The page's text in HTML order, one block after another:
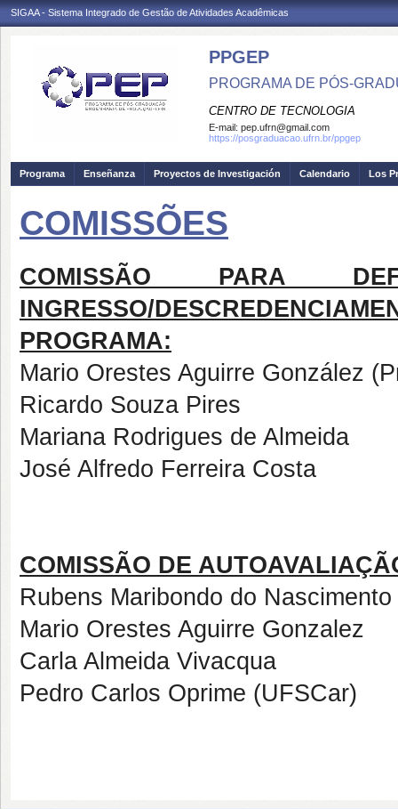
SIGAA - Sistema Integrado de Gestão de Atividades Acadêmicas
PPGEP
PROGRAMA DE PÓS-
CENTRO DE TECNOLOGIA
E-mail: pep.ufrn@gmail.com
https://posgraduacao.ufrn.br/ppgep
Programa Enseñanza Proyectos de Investigación Calendario Los
COMISSÕES
COMISSÃO PARA
INGRESSO/
PROGRAMA:
Mario Orestes Aguirre González
Ricardo Souza Pires
Mariana Rodrigues de Almeida
José Alfredo Ferreira Costa
COMISSÃO DE
Rubens Maribondo do
Mario Orestes Aguirre Gonzalez
Carla Almeida Vivacqua
Pedro Carlos Oprime (UFSCar)